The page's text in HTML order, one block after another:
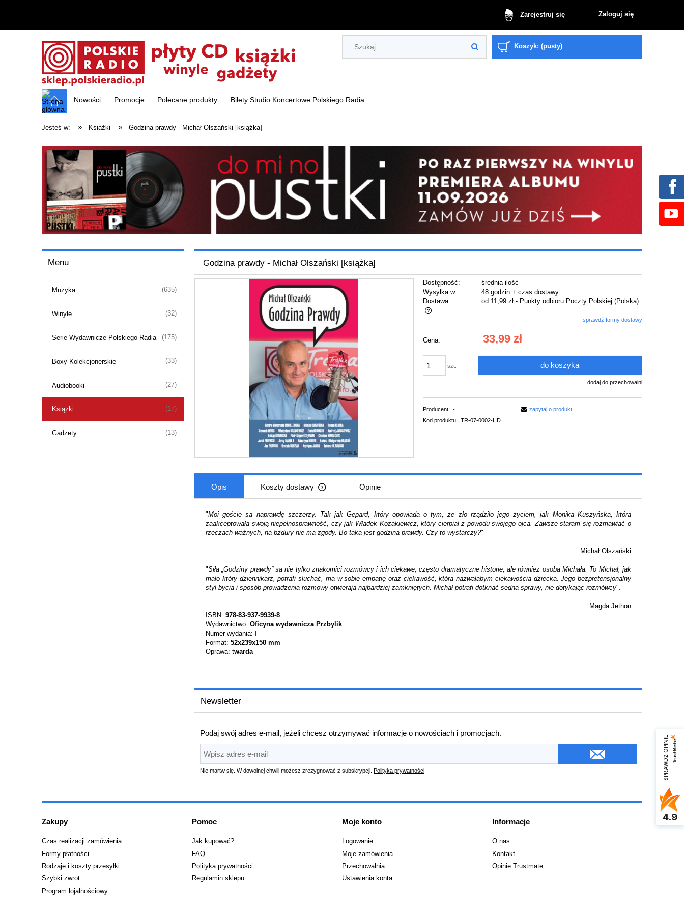
Zarejestruj się Zaloguj się
Koszyk: (pusty)
Nowości Promocje Polecane produkty Bilety Studio Koncertowe Polskiego Radia
Jesteś w: » Książki » Godzina prawdy - Michał Olszański [książka]
Menu
Muzyka (635)
Winyle (32)
Serie Wydawnicze Polskiego Radia (175)
Boxy Kolekcjonerskie (33)
Audiobooki (27)
Książki (17)
Gadżety (13)
Godzina prawdy - Michał Olszański [książka]
Dostępność:
średnia ilość
Wysyłka w:
48 godzin + czas dostawy
Dostawa:
od 11,99 zł - Punkty odbioru Poczty Polskiej (Polska)
Cena nie zawiera ewentualnych kosztów
płatności
sprawdź formy dostawy
Cena: 33,99 zł
szt. do koszyka
dodaj do przechowalni
Producent: -
Kod produktu: TR-07-0002-HD
zapytaj o produkt
Opis Koszty dostawy
Cena nie zawiera ewentualnych kosztów
płatności
Opinie
"Moi goście są naprawdę szczerzy. Tak jak Gepard, który opowiada o tym, że zło rządziło jego życiem, jak Monika Kuszyńska, która
zaakceptowała swoją niepełnosprawność, czy jak Władek Kozakiewicz, który cierpiał z powodu swojego ojca. Zawsze staram się rozmawiać o
rzeczach ważnych, na bzdury nie ma zgody. Bo taka jest godzina prawdy. Czy to wystarczy?"
Michał Olszański
"Siłą „Godziny prawdy” są nie tylko znakomici rozmówcy i ich ciekawe, często dramatyczne historie, ale również osoba Michała. To Michał, jak
mało który dziennikarz, potrafi słuchać, ma w sobie empatię oraz ciekawość, którą nazwałabym ciekawością dziecka. Jego bezpretensjonalny
styl bycia i sposób prowadzenia rozmowy otwierają najbardziej zamkniętych. Michał potrafi dotknąć sedna sprawy, nie dotykając rozmówcy".
Magda Jethon
ISBN: 978-83-937-9939-8
Wydawnictwo: Oficyna wydawnicza Przbylik
Numer wydania: I
Format: 52x239x150 mm
Oprawa: twarda
Newsletter
Podaj swój adres e-mail, jeżeli chcesz otrzymywać informacje o nowościach i promocjach.
Nie martw się. W dowolnej chwili możesz zrezygnować z subskrypcji. Polityka prywatności
Zakupy
Czas realizacji zamówienia
Formy płatności
Rodzaje i koszty przesyłki
Szybki zwrot
Program lojalnościowy
Pomoc
Jak kupować?
FAQ
Polityka prywatności
Regulamin sklepu
Moje konto
Logowanie
Moje zamówienia
Przechowalnia
Ustawienia konta
Informacje
O nas
Kontakt
Opinie Trustmate
SPRAWDŹ OPINIE
4.9